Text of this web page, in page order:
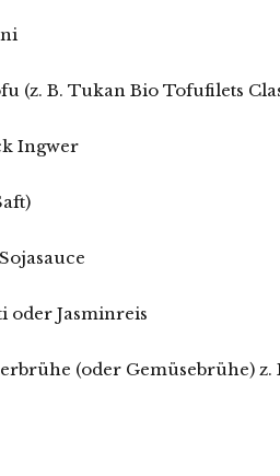
(z. B. Tukan Bio Tofufilets
Ingwer
oder Jasminreis
(oder Gemüsebrühe)